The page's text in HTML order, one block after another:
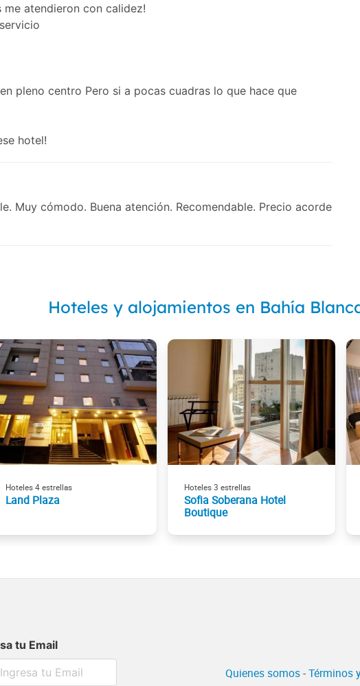
me atendieron con calidez!
pleno centro Pero si a pocas cuadras lo que hace que
hotel!
Muy cómodo. Buena atención. Recomendable. Precio acorde
Hoteles y alojamientos en Bahía
Hoteles 4 estrellas
Land Plaza
Hoteles 3 estrellas
Sofia Soberana Hotel
Boutique
tu Email
Quienes somos-Términos